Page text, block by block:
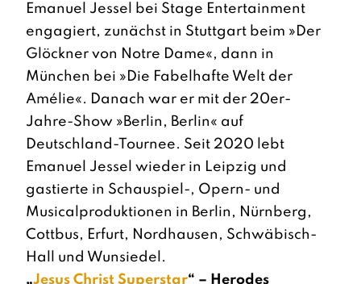
Emanuel Jessel bei Stage Entertainment
engagiert, zunächst in Stuttgart beim »Der
Glöckner von Notre Dame«, dann in
München bei »Die Fabelhafte Welt der
Amélie«. Danach war er mit der 20er-
Jahre-Show »Berlin, Berlin« auf
Deutschland-Tournee. Seit 2020 lebt
Emanuel Jessel wieder in Leipzig und
gastierte in Schauspiel-, Opern- und
Musicalproduktionen in Berlin, Nürnberg,
Cottbus, Erfurt, Nordhausen, Schwäbisch-
Hall und Wunsiedel.
„Jesus Christ Superstar“ – Herodes